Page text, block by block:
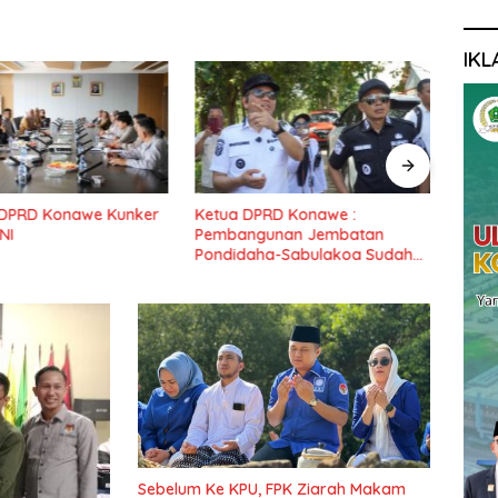
Konawe Kunker
Ketua DPRD Konawe :
Pembangunan Jembatan
Pondidaha-Sabulakoa Sudah
Sebelum Ke KPU, FPK Ziarah Makam